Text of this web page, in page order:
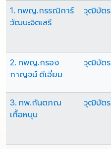
1. ทพญ.กรรณิการ์
วัฒนะจิตเสรี
วุฒิบัตร
2. ทพญ.กรอง
กาญจน์ ดีเอี่ยม
วุฒิบัตร
3. ทพ.กันตภณ
เกื้อหนุน
วุฒิบัตร